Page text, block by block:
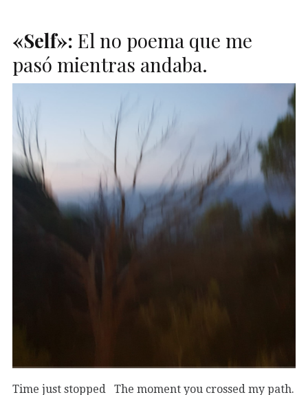
«Self»: El no poema que me
pasó mientras andaba.
Time just stopped The moment you crossed my path.